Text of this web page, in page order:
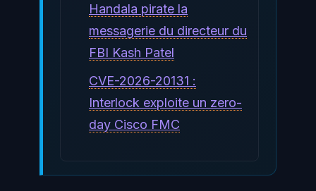
Handala pirate la
messagerie du directeur du
FBI Kash Patel
CVE-2026-20131 :
Interlock exploite un zero-
day Cisco FMC